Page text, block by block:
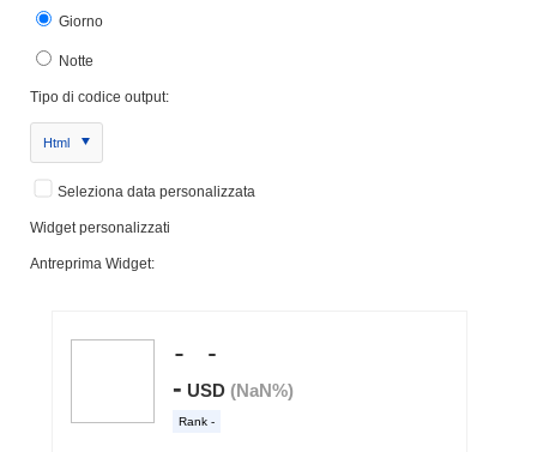
Giorno
Notte
Tipo di codice output:
Html
Seleziona data personalizzata
Widget personalizzati
Antreprima Widget: